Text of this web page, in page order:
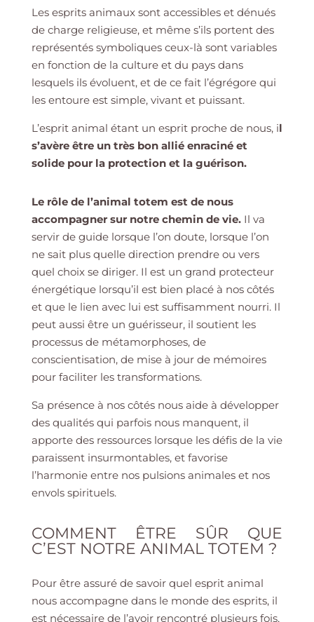
Les esprits animaux sont accessibles et dénués
de charge religieuse, et même s’ils portent des
représentés symboliques ceux-là sont variables
en fonction de la culture et du pays dans
lesquels ils évoluent, et de ce fait l’égrégore qui
les entoure est simple, vivant et puissant.
L’esprit animal étant un esprit proche de nous, il
s’avère être un très bon allié enraciné et
solide pour la protection et la guérison.
Le rôle de l’animal totem est de nous
accompagner sur notre chemin de vie.Il va
servir de guide lorsque l’on doute, lorsque l’on
ne sait plus quelle direction prendre ou vers
quel choix se diriger. Il est un grand protecteur
énergétique lorsqu’il est bien placé à nos côtés
et que le lien avec lui est suffisamment nourri. Il
peut aussi être un guérisseur, il soutient les
processus de métamorphoses, de
conscientisation, de mise à jour de mémoires
pour faciliter les transformations.
Sa présence à nos côtés nous aide à développer
des qualités qui parfois nous manquent, il
apporte des ressources lorsque les défis de la vie
paraissent insurmontables, et favorise
l’harmonie entre nos pulsions animales et nos
envols spirituels.
COMMENT ÊTRE SÛR QUE
C’EST NOTRE ANIMAL TOTEM ?
Pour être assuré de savoir quel esprit animal
nous accompagne dans le monde des esprits, il
est nécessaire de l’avoir rencontré plusieurs fois,